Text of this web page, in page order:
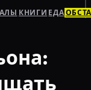
КНИГИ ЕДА